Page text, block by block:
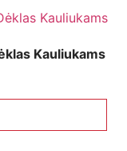
Kauliukams